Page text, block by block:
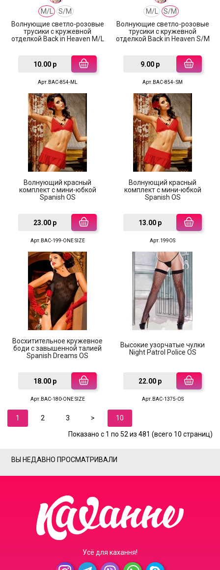
M/L
S/M
Волнующие светло-розовые
трусики с кружевной
отделкой Back in Heaven M/L
10.00 р
Арт.BAC-854-ML
M/L
S/M
Волнующие светло-розовые
трусики с кружевной
отделкой Back in Heaven S/M
9.00 р
Арт.BAC-854- SM
Волнующий красный
комплект с мини-юбкой
Spanish OS
23.00 р
Арт.BAC-199-ONE SIZE
Волнующий красный
комплект с мини-юбкой
Spanish OS
13.00 р
Арт.199OS
Восхитительное кружевное
боди c завышенной талией
Spanish Dreams OS
18.00 р
Арт.BAC-180-ONE SIZE
Высокие узорчатые чулки
Night Patrol Police OS
22.00 р
Арт.BAC-1375-OS
1 2 3 > 10
Показано с 1 по 52 из 481 (всего 10 страниц)
ВЫ НЕДАВНО ПРОСМАТРИВАЛИ
Усё для кахання!